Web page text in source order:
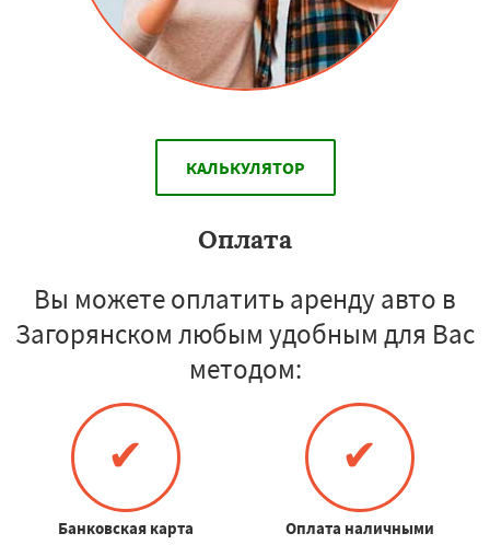
КАЛЬКУЛЯТОР
Оплата
Вы можете оплатить аренду авто в
Загорянском любым удобным для Вас
методом:
✔
Банковская карта
✔
Оплата наличными